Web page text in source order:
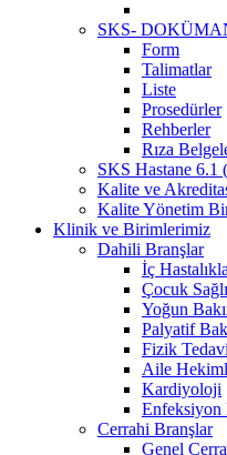
SKS-
Form
Talimatlar
Liste
Prosedürler
Rehberler
Rıza
SKS Hastane 6.1
Kalite ve
Kalite Yönetim
Klinik ve Birimlerimiz
Dahili Branşlar
İç
Çocuk
Yoğun
Palyatif
Fizik
Aile
Kardiyoloji
Enfeksiyon
Cerrahi Branşlar
Genel